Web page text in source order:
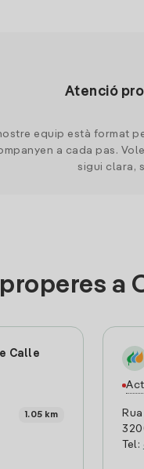
Atenció
equip està format
a cada pas.
sigui clara,
a
Calle
1.05 km
Tel: